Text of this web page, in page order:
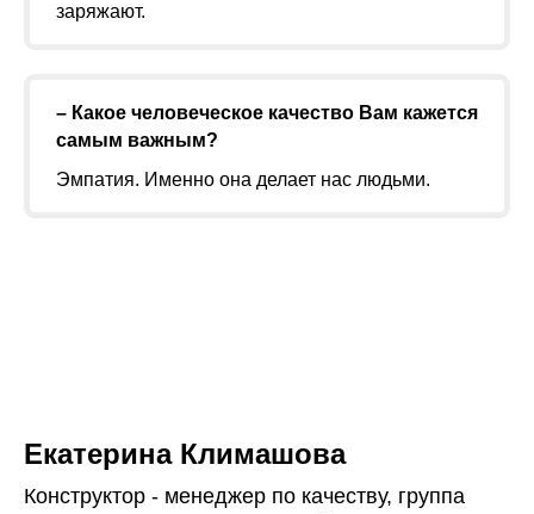
заряжают.
– Какое человеческое качество Вам кажется
самым важным?
Эмпатия. Именно она делает нас людьми.
Екатерина Климашова
Конструктор - менеджер по качеству, группа